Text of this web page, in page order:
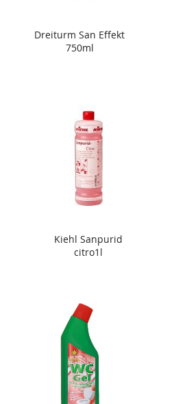
Dreiturm San Effekt
750ml
Kiehl Sanpurid
citro1l